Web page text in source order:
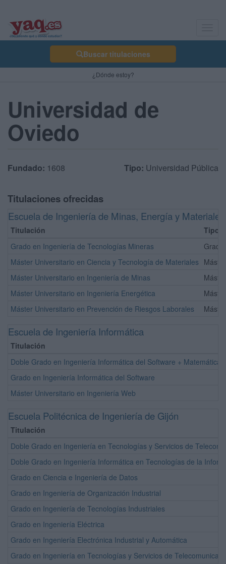
Buscar titulaciones
¿Dónde estoy?
Universidad de
Oviedo
Fundado: 1608 Tipo: Universidad Pública
Titulaciones ofrecidas
Escuela de Ingeniería de Minas, Energía y
Titulación
Tipo
Grado en Ingeniería de Tecnologías Mineras
Máster Universitario en Ciencia y Tecnología de Materiales Máster
Máster Universitario en Ingeniería de Minas
Máster
Máster Universitario en Ingeniería Energética
Máster
Máster Universitario en Prevención de Riesgos Laborales
Máster
Escuela de Ingeniería Informática
Titulación
Doble Grado en Ingeniería Informática del Software + Matemáticas
Grado en Ingeniería Informática del Software
Máster Universitario en Ingeniería Web
Escuela Politécnica de Ingeniería de Gijón
Titulación
Doble Grado en Ingeniería en Tecnologías y Servicios de
Doble Grado en Ingeniería Informática en Tecnologías de la
Grado en Ciencia e Ingeniería de Datos
Grado en Ingeniería de Organización Industrial
Grado en Ingeniería de Tecnologías Industriales
Grado en Ingeniería Eléctrica
Grado en Ingeniería Electrónica Industrial y Automática
Grado en Ingeniería en Tecnologías y Servicios de